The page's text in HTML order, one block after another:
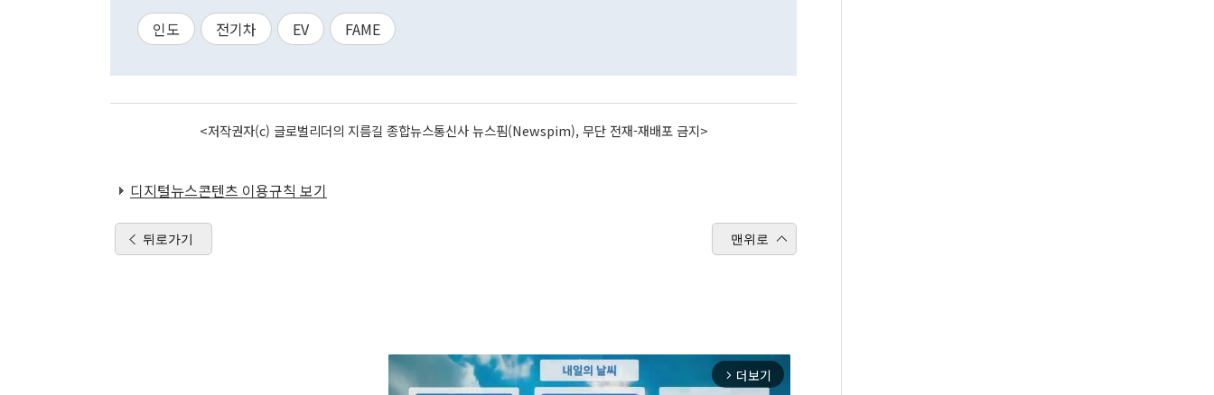
인도 전기차 EV FAME
<저작권자(c) 글로벌리더의 지름길 종합뉴스통신사 뉴스핌(Newspim), 무단 전재-재배포 금지>
디지털뉴스콘텐츠 이용규칙 보기
뒤로가기 맨위로
arrow_forward_ios 더보기